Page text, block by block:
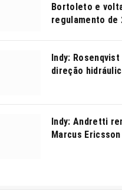
Bortoleto e
regulamento de
Indy:
direção
Indy: Andretti
Marcus